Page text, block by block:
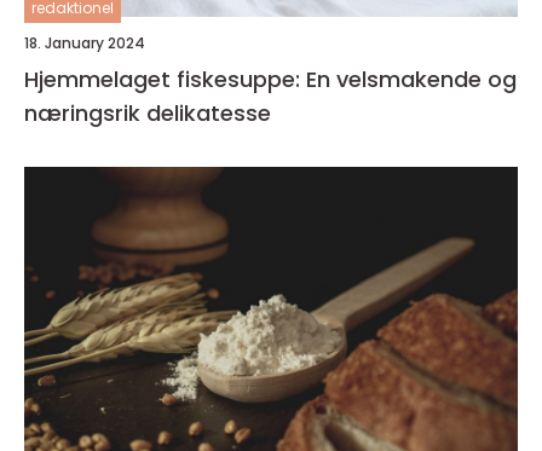
redaktionel
18. January 2024
Hjemmelaget fiskesuppe: En velsmakende og
næringsrik delikatesse